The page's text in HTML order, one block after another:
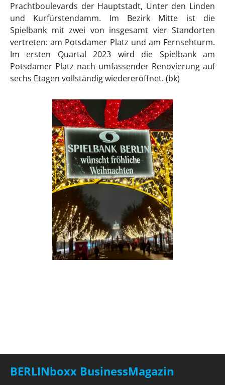
Prachtboulevards der Hauptstadt, Unter den Linden
und Kurfürstendamm. Im Bezirk Mitte ist die
Spielbank mit zwei von insgesamt vier Standorten
vertreten: am Potsdamer Platz und am Fernsehturm.
Im ersten Quartal 2023 wird die Spielbank am
Potsdamer Platz nach umfassender Renovierung auf
sechs Etagen vollständig wiedereröffnet. (bk)
BERLINboxx BusinessMagazin